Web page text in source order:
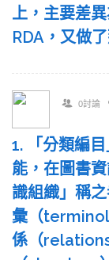
上，主要差
RDA，又做
0討論
1. 「分類編
能，在圖書
識組織」稱
彙（
係（